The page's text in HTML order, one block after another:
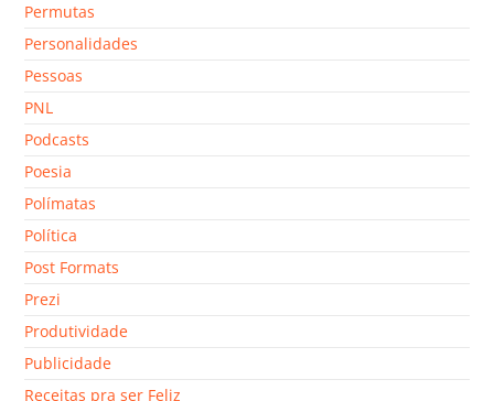
Permutas
Personalidades
Pessoas
PNL
Podcasts
Poesia
Polímatas
Política
Post Formats
Prezi
Produtividade
Publicidade
Receitas pra ser Feliz